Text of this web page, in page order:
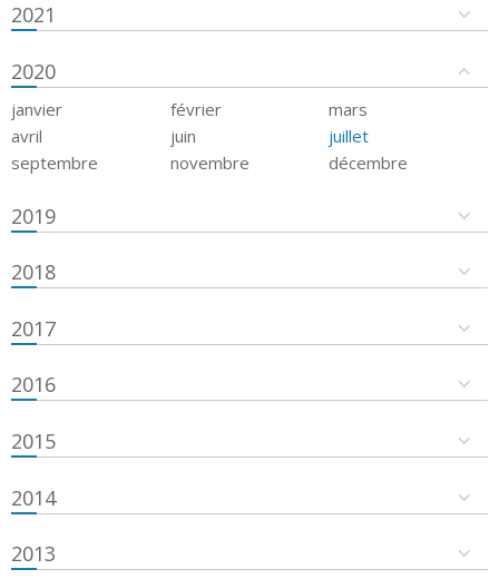
2021
2020
janvier février
mars
avril
juin
juillet
septembre
novembre décembre
2019
2018
2017
2016
2015
2014
2013